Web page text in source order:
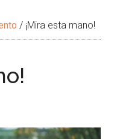
/ ¡Mira esta mano!